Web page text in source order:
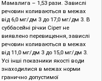
Мамалига – 1,53 рази. Завислі
речовин коливаються в межах
від 6,0 мг/дм 3 до 17,0 мг/дм 3. В
суббасейні річки Сірет не
виявлено перевищення, завислі
речовин коливаються в межах
від 11,0 мг/дм 3 до 15,0 мг/дм 3.
Усі інші показники якості води
знаходилися в межах норми
гранично допустимої